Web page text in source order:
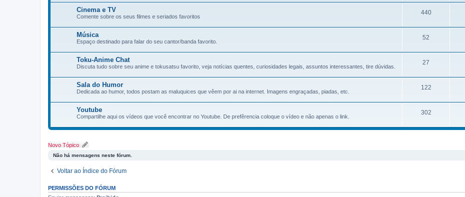
Cinema e TV
Comente sobre os seus filmes e seriados favoritos
440
Música
Espaço destinado para falar do seu cantor/banda favorito.
52
Toku-Anime Chat
Discuta tudo sobre seu anime e tokusatsu favorito, veja notí­cias quentes, curiosidades legais, assuntos interessantes, tire dúvidas.
27
Sala do Humor
Dedicada ao humor, todos postam as maluquices que vêem por ai na internet. Imagens engraçadas, piadas, etc.
122
Youtube
Compartilhe aqui os vídeos que você encontrar no Youtube. De prefêrencia coloque o ví­deo e não apenas o link.
302
Novo Tópico
Não há mensagens neste fórum.
Voltar ao Índice do Fórum
PERMISSÕES DO FÓRUM